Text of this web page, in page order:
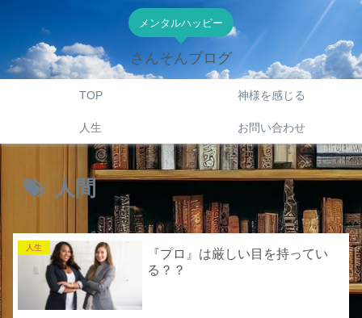
メンタルハッピー
さんそんブログ
TOP 神様を感じる
人生 お問い合わせ
人間
人生
『プロ』は厳しい目を持ってい
る？？